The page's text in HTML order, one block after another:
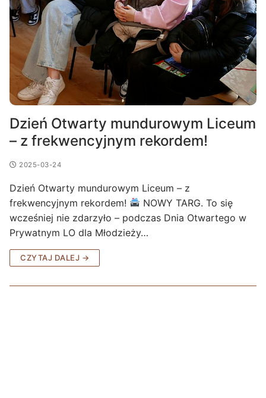
Dzień Otwarty mundurowym Liceum
– z frekwencyjnym rekordem!
2025-03-24
Dzień Otwarty mundurowym Liceum – z
frekwencyjnym rekordem!
NOWY TARG. To się
wcześniej nie zdarzyło – podczas Dnia Otwartego w
Prywatnym LO dla Młodzieży…
CZYTAJ DALEJ →